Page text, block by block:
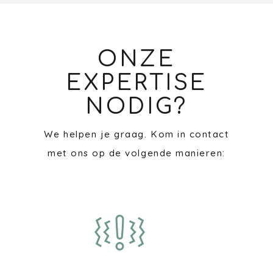
ONZE
EXPERTISE
NODIG?
We helpen je graag. Kom in contact
met ons op de volgende manieren: